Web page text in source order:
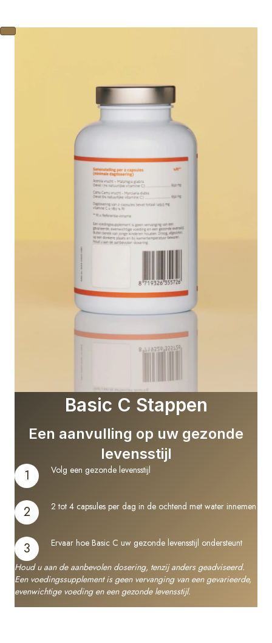
Basic C Stappen
Een aanvulling op uw gezonde
levensstijl
1
Volg een gezonde levensstijl
2 2 tot 4 capsules per dag in de ochtend met water innemen
3
Ervaar hoe Basic C uw gezonde levensstijl ondersteunt
Houd u aan de aanbevolen dosering, tenzij anders geadviseerd.
Een voedingssupplement is geen vervanging van een gevarieerde,
evenwichtige voeding en een gezonde levensstijl.